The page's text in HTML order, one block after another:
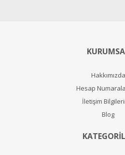
Hakkımızda
Hesap
İletişim
Blog